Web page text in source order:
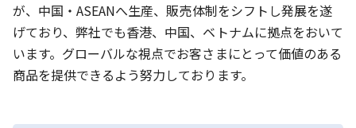
が、中国・ASEANへ生産、販売体制をシフトし発展を遂
げており、弊社でも香港、中国、ベトナムに拠点をおいて
います。グローバルな視点でお客さまにとって価値のある
商品を提供できるよう努力しております。